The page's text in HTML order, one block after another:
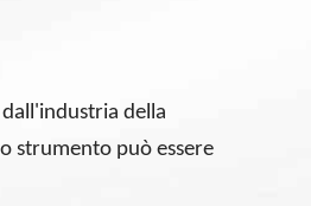
della
strumento può essere